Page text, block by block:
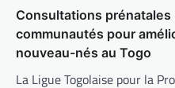
Consultations prénatales
communautés pour
nouveau-nés au Togo
La Ligue Togolaise pour la